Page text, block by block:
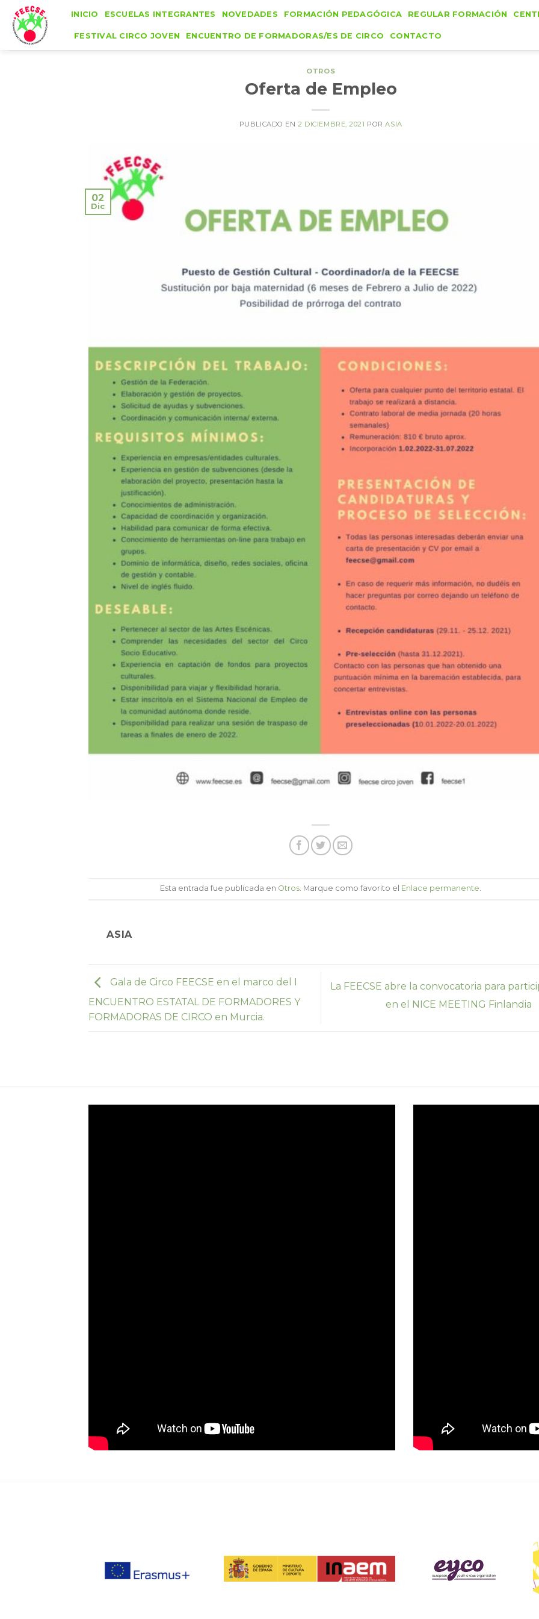
Skip
content
INICIO ESCUELAS INTEGRANTES NOVEDADES FORMACIÓN PEDAGÓGICA REGULAR FORMACIÓN
FESTIVAL CIRCO JOVEN ENCUENTRO DE FORMADORAS/ES DE CIRCO CONTACTO
OTROS
Oferta de Empleo
PUBLICADO EN2 DICIEMBRE, 2021 PORASIA
02
Dic
Esta entrada fue publicada en Otros. Marque como favorito el Enlace permanente.
ASIA
Gala de Circo FEECSE en el marco del I
ENCUENTRO ESTATAL DE FORMADORES Y
FORMADORAS DE CIRCO en Murcia.
La FEECSE abre la convocatoria para
en el NICE MEETING Finlandia